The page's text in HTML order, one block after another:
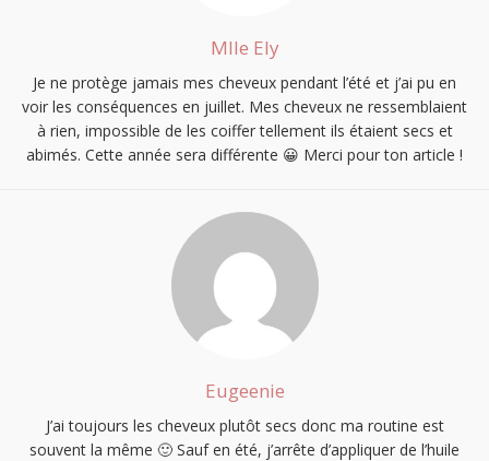
Mlle Ely
Je ne protège jamais mes cheveux pendant l’été et j’ai pu en
voir les conséquences en juillet. Mes cheveux ne ressemblaient
à rien, impossible de les coiffer tellement ils étaient secs et
abimés. Cette année sera différente 😀 Merci pour ton article !
Eugeenie
J’ai toujours les cheveux plutôt secs donc ma routine est
souvent la même 🙂 Sauf en été, j’arrête d’appliquer de l’huile